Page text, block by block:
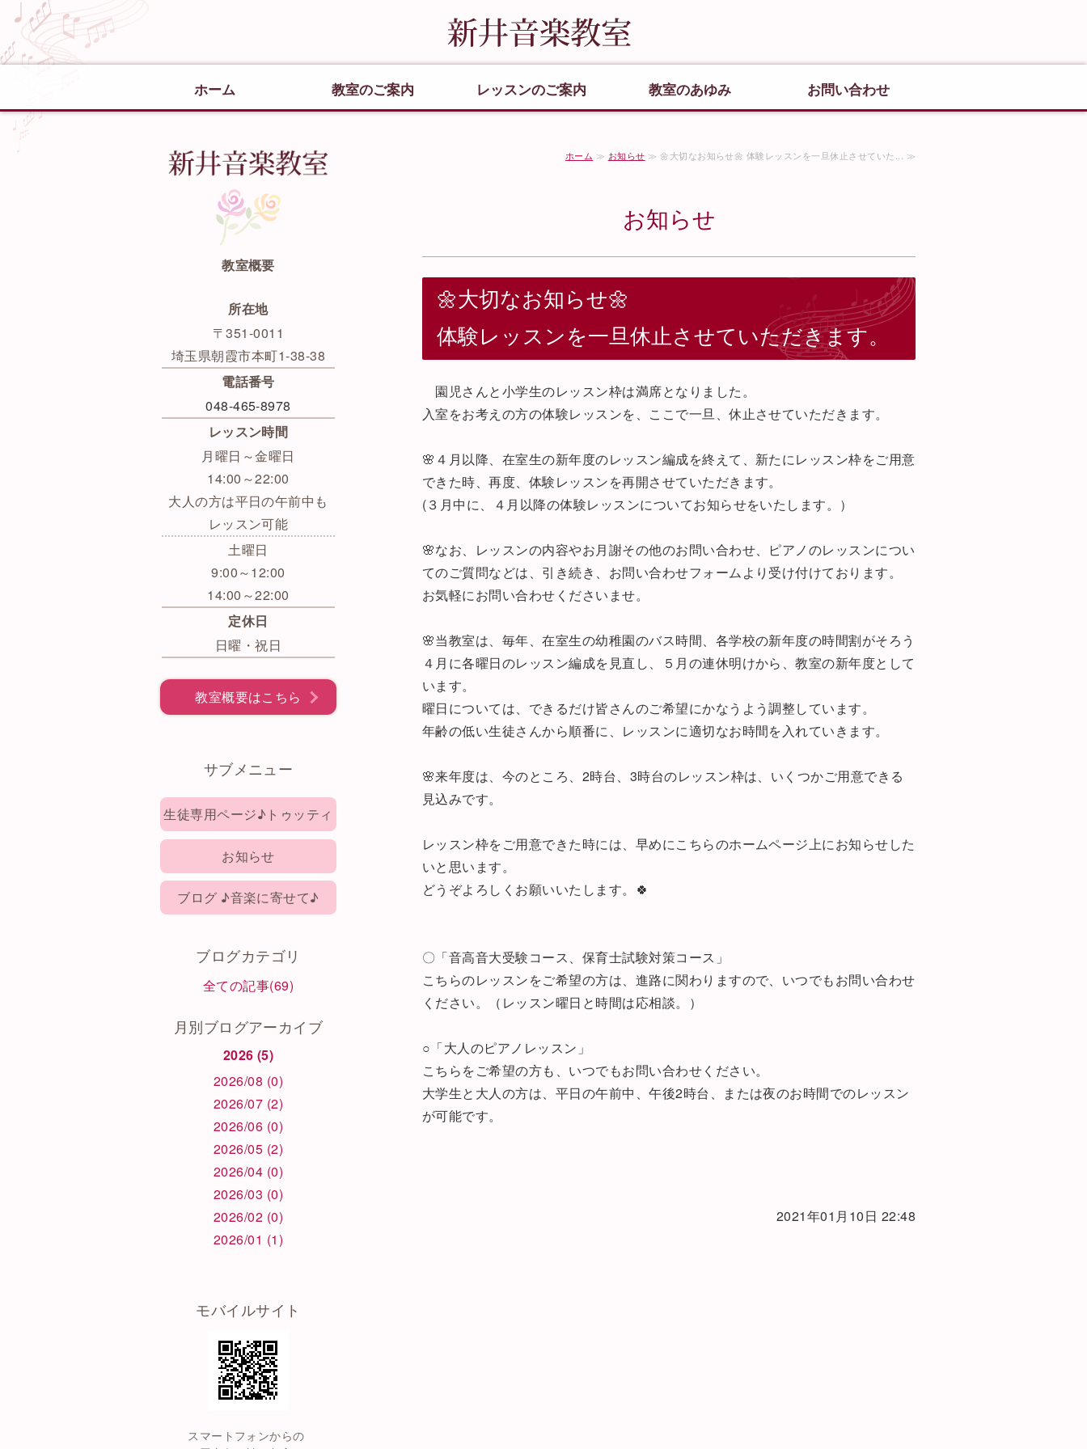
埼玉県朝霞市
ホーム 教室のご案内 レッスンのご案内 教室のあゆみ お問い合わせ
ホーム ≫ お知らせ ≫ 🌼大切なお知らせ🌼 体験レッスンを一旦休止させていた... ≫
お知らせ
🌼大切なお知らせ🌼
体験レッスンを一旦休止させていただきます。
園児さんと小学生のレッスン枠は満席となりました。
入室をお考えの方の体験レッスンを、ここで一旦、休止させていただきます。
🌸４月以降、在室生の新年度のレッスン編成を終えて、新たにレッスン枠をご用意
できた時、再度、体験レッスンを再開させていただきます。
(３月中に、４月以降の体験レッスンについてお知らせをいたします。）
🌸なお、レッスンの内容やお月謝その他のお問い合わせ、ピアノのレッスンについ
てのご質問などは、引き続き、お問い合わせフォームより受け付けております。
お気軽にお問い合わせくださいませ。
🌸当教室は、毎年、在室生の幼稚園のバス時間、各学校の新年度の時間割がそろう
４月に各曜日のレッスン編成を見直し、５月の連休明けから、教室の新年度として
います。
曜日については、できるだけ皆さんのご希望にかなうよう調整しています。
年齢の低い生徒さんから順番に、レッスンに適切なお時間を入れていきます。
🌸来年度は、今のところ、2時台、3時台のレッスン枠は、いくつかご用意できる
見込みです。
レッスン枠をご用意できた時には、早めにこちらのホームページ上にお知らせした
いと思います。
どうぞよろしくお願いいたします。🍀
〇「音高音大受験コース、保育士試験対策コース」
こちらのレッスンをご希望の方は、進路に関わりますので、いつでもお問い合わせ
ください。（レッスン曜日と時間は応相談。）
○「大人のピアノレッスン」
こちらをご希望の方も、いつでもお問い合わせください。
大学生と大人の方は、平日の午前中、午後2時台、または夜のお時間でのレッスン
が可能です。
2021年01月10日 22:48
教室概要
所在地
〒351-0011
埼玉県朝霞市本町1-38-38
電話番号
048-465-8978
レッスン時間
月曜日～金曜日
14:00～22:00
大人の方は平日の午前中も
レッスン可能
土曜日
9:00～12:00
14:00～22:00
定休日
日曜・祝日
教室概要はこちら
サブメニュー
生徒専用ページ♪トゥッティ
お知らせ
ブログ ♪音楽に寄せて♪
ブログカテゴリ
全ての記事(69)
月別ブログアーカイブ
2026 (5)
2026/08 (0)
2026/07 (2)
2026/06 (0)
2026/05 (2)
2026/04 (0)
2026/03 (0)
2026/02 (0)
2026/01 (1)
モバイルサイト
スマートフォンからの